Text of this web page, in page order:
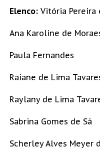
Elenco:Vitória Pereira
Ana Karoline de
Paula Fernandes
Raiane de Lima
Raylany de Lima
Sabrina Gomes de Sá
Scherley Alves Meyer